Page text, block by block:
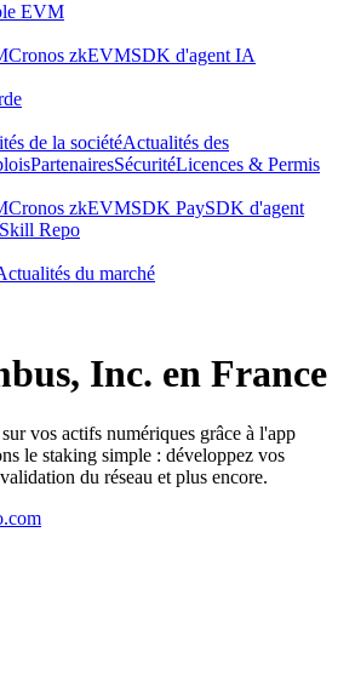
EVM
Cronos zkEVMSDK d'agent IA
de la sociétéActualités des
PartenairesSécuritéLicences & Permis
Cronos zkEVMSDK PaySDK d'agent
Repo
du marché
Inc. en France
vos actifs numériques grâce à l'app
le staking simple : développez vos
du réseau et plus encore.